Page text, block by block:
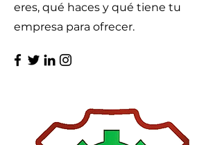
eres, qué haces y qué tiene tu
empresa para ofrecer.